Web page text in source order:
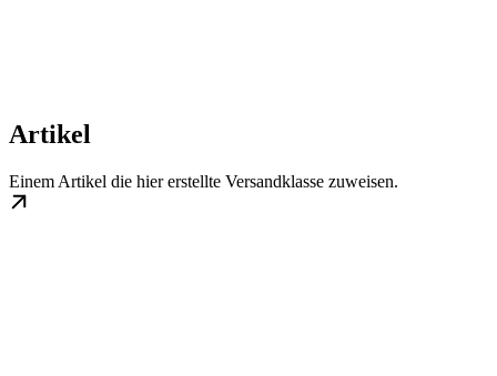
Artikel
Einem Artikel die hier erstellte Versandklasse zuweisen.